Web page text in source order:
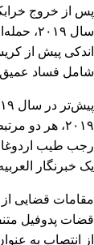
پس از خروج
سال
شامل فساد عمیق
رجب طیب
یک خبرنگار
مقامات قضایی
قضات پدوفیل
از انتصاب به